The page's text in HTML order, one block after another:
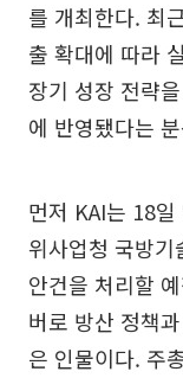
를 개최한다. 최
출 확대에 따라
장기 성장 전략
에 반영됐다는
먼저 KAI는 18
위사업청 국방기
안건을 처리할
버로 방산 정책
은 인물이다. 주